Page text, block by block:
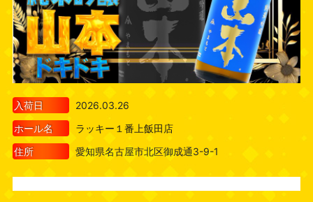
入荷日
2026.03.26
ホール名
ラッキー１番上飯田店
住所
愛知県名古屋市北区御成通3-9-1